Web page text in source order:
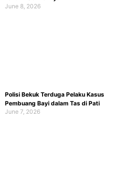
June 8, 2026
Polisi Bekuk Terduga Pelaku Kasus
Pembuang Bayi dalam Tas di Pati
June 7, 2026